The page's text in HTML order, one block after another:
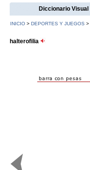
Diccionario Visual
INICIO > DEPORTES Y JUEGOS >
halterofilia